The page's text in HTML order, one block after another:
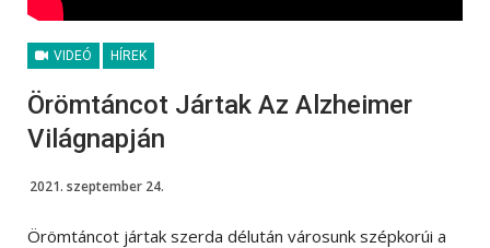
VIDEÓ HÍREK
Örömtáncot Jártak Az Alzheimer
Világnapján
2021. szeptember 24.
Örömtáncot jártak szerda délután városunk szépkorúi a